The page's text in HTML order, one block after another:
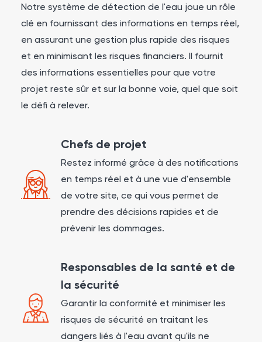
Notre système de détection de l'eau joue un rôle
clé en fournissant des informations en temps réel,
en assurant une gestion plus rapide des risques
et en minimisant les risques financiers. Il fournit
des informations essentielles pour que votre
projet reste sûr et sur la bonne voie, quel que soit
le défi à relever.
Chefs de projet
Restez informé grâce à des notifications
en temps réel et à une vue d'ensemble
de votre site, ce qui vous permet de
prendre des décisions rapides et de
prévenir les dommages.
Responsables de la santé et de
la sécurité
Garantir la conformité et minimiser les
risques de sécurité en traitant les
dangers liés à l'eau avant qu'ils ne